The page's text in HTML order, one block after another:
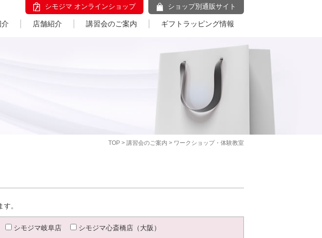
シモジマ オンラインショップ ショップ別通販サイト
店舗紹介 講習会のご案内 ギフトラッピング情報
TOP > 講習会のご案内 > ワークショップ・体験教室
。
シモジマ岐阜店 シモジマ心斎橋店（大阪）